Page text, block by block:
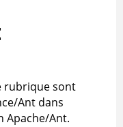
rubrique sont
Ant dans
Apache/Ant.